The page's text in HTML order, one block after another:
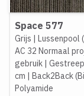
Space 577
Grijs | Lussenpool
AC 32 Normaal
gebruik |
cm | Back2Back
Polyamide